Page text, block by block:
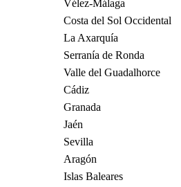
Vélez-Málaga
Costa del Sol Occidental
La Axarquía
Serranía de Ronda
Valle del Guadalhorce
Cádiz
Granada
Jaén
Sevilla
Aragón
Islas Baleares